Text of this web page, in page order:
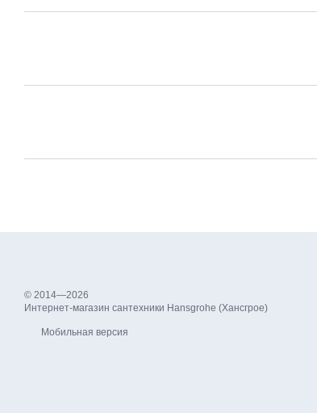
© 2014—2026
Интернет-магазин сантехники Hansgrohe (Хансгрое)
Мобильная версия